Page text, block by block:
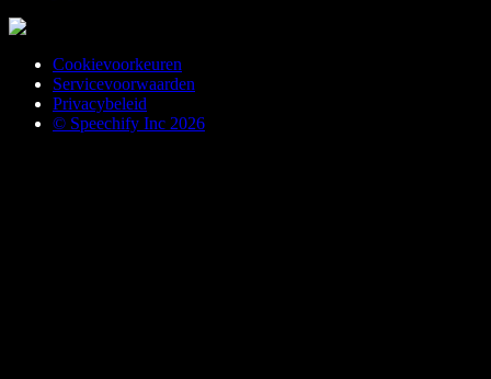
Cookievoorkeuren
Servicevoorwaarden
Privacybeleid
© Speechify Inc 2026